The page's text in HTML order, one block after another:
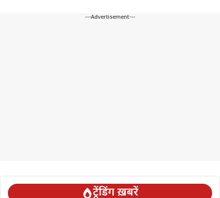
---Advertisement---
ट्रेंडिंग ख़बरें